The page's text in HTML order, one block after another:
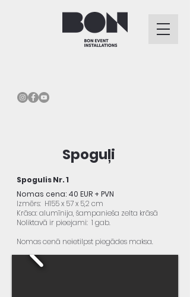
Spoguļi
Spogulis Nr. 1
Nomas cena: 40 EUR + PVN
Izmērs: H155 x 57 x 5,2 cm
Krāsa: alumīnija, šampanieša zelta krāsā
Noliktavā ir pieejami: 1 gab.
Nomas cenā neietilpst piegādes maksa.